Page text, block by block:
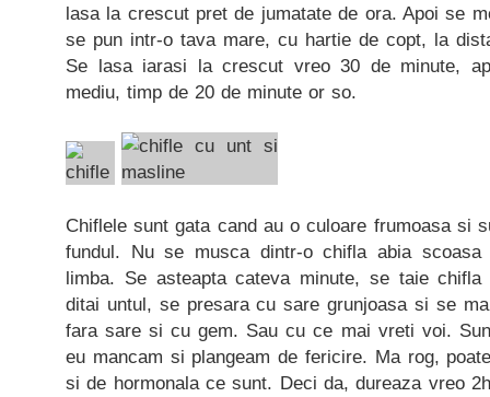
lasa la crescut pret de jumatate de ora. Apoi se
se pun intr-o tava mare, cu hartie de copt, la
Se lasa iarasi la crescut vreo 30 de minute,
mediu, timp de 20 de minute or so.
Chiflele sunt gata cand au o culoare frumoasa si
fundul. Nu se musca dintr-o chifla abia
limba. Se asteapta cateva minute, se taie
ditai untul, se presara cu sare grunjoasa si se
fara sare si cu gem. Sau cu ce mai vreti voi.
eu mancam si plangeam de fericire. Ma rog,
si de hormonala ce sunt. Deci da, dureaza vreo